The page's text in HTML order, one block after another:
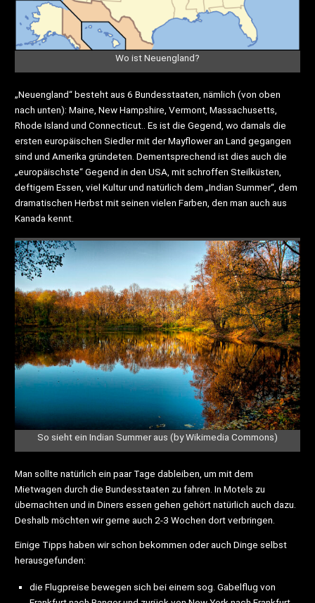
Wo ist Neuengland?
„Neuengland“ besteht aus 6 Bundesstaaten, nämlich (von oben
nach unten): Maine, New Hampshire, Vermont, Massachusetts,
Rhode Island und Connecticut.. Es ist die Gegend, wo damals die
ersten europäischen Siedler mit der Mayflower an Land gegangen
sind und Amerika gründeten. Dementsprechend ist dies auch die
„europäischste“ Gegend in den USA, mit schroffen Steilküsten,
deftigem Essen, viel Kultur und natürlich dem „Indian Summer“, dem
dramatischen Herbst mit seinen vielen Farben, den man auch aus
Kanada kennt.
So sieht ein Indian Summer aus (by Wikimedia Commons)
Man sollte natürlich ein paar Tage dableiben, um mit dem
Mietwagen durch die Bundesstaaten zu fahren. In Motels zu
übernachten und in Diners essen gehen gehört natürlich auch dazu.
Deshalb möchten wir gerne auch 2-3 Wochen dort verbringen.
Einige Tipps haben wir schon bekommen oder auch Dinge selbst
herausgefunden:
die Flugpreise bewegen sich bei einem sog. Gabelflug von